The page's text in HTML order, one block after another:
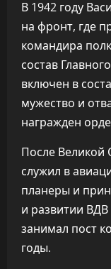
В 1942 году
на фронт, где
командира
состав
включен в
мужество и
награжден
После Великой
служил в
планеры и
и развитии
занимал пост
годы.